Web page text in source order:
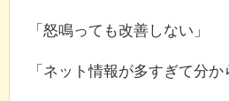
「怒鳴っても改善しない」
「ネット情報が多すぎて分か